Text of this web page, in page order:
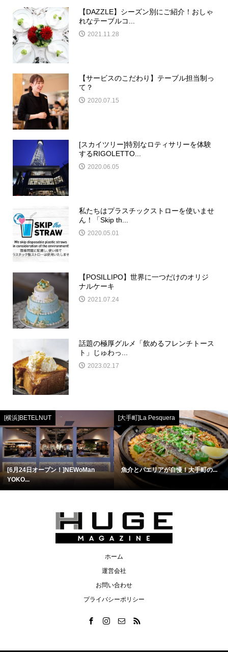
【DAZZLE】シーズン別にご紹介！おしゃ
れなテーブルコ...
2021.11.28
【サービスのこだわり】テーブル担当制っ
て？
2020.07.15
[スカイツリー]特別なロティサリーを体験
するRIGOLETTO...
2020.06.05
私たちはプラスチックストローを使いませ
ん！「Skip th...
2020.05.01
【POSILLIPO】世界に一つだけのオリジ
ナルケーキ
2021.07.24
話題の極厚グルメ「飲めるフレンチトース
ト」じゅわっ...
2023.02.17
[横浜]BETELNUT
[6月24日オープン！]NEWoMan
YOKO...
[大手町]La Pesquera
魚介とパエリアが自慢！大手町の...
ホーム
運営会社
お問い合わせ
プライバシーポリシー